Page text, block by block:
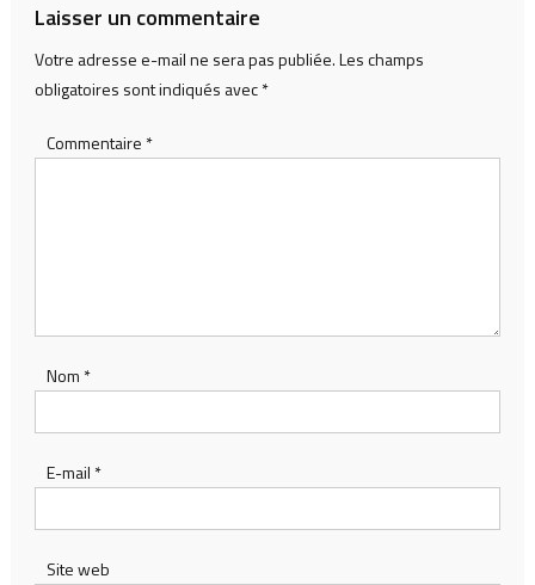
Laisser un commentaire
Votre adresse e-mail ne sera pas publiée.Les champs
obligatoires sont indiqués avec*
Commentaire *
Nom *
E-mail *
Site web